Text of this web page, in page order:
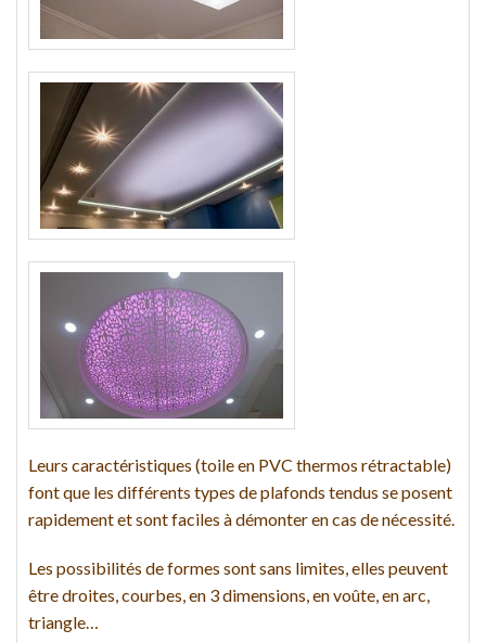
Leurs caractéristiques (toile en PVC thermos rétractable)
font que les différents types de plafonds tendus se posent
rapidement et sont faciles à démonter en cas de nécessité.
Les possibilités de formes sont sans limites, elles peuvent
être droites, courbes, en 3 dimensions, en voûte, en arc,
triangle…